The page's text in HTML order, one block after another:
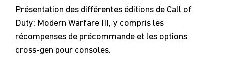
Présentation des différentes éditions de Call of
Duty: Modern Warfare III, y compris les
récompenses de précommande et les options
cross-gen pour consoles.